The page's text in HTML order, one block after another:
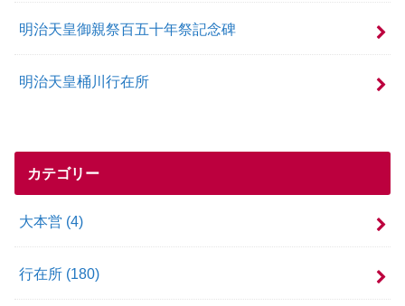
明治天皇御親祭百五十年祭記念碑
明治天皇桶川行在所
カテゴリー
大本営 (4)
行在所 (180)